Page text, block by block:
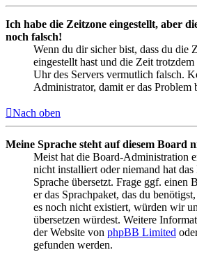
Ich habe die Zeitzone eingestellt, aber
noch falsch!
Wenn du dir sicher bist, dass du die
eingestellt hast und die Zeit
Uhr des Servers vermutlich falsch.
Administrator, damit er das Problem
Nach oben
Meine Sprache steht auf diesem Board
Meist hat die Board-Administration
nicht installiert oder niemand hat
Sprache übersetzt. Frage ggf. einen
er das Sprachpaket, das du
es noch nicht existiert, würden wir
übersetzen würdest. Weitere
der Website von phpBB Limited
gefunden werden.